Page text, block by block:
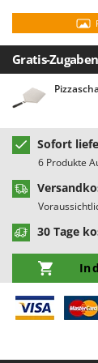
Bürsten
D
E
Feder
Barbieri
Batavia
Benassi
Beper
Bertolini
Besser
Bestway
Beta
Bissell
Black &
Gratis-
Sofort
6 Produkte
30 Tage
In